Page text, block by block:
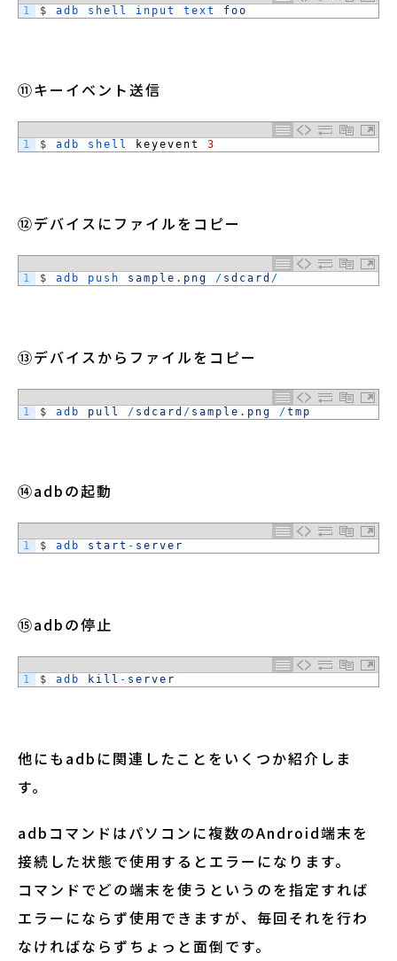
1 $ adb shell input text foo
⑪キーイベント送信
1 $ adb shell keyevent 3
⑫デバイスにファイルをコピー
1 $ adb push sample . png / sdcard /
⑬デバイスからファイルをコピー
1 $ adb pull / sdcard / sample . png /tmp
⑭adbの起動
1 $ adb start - server
⑮adbの停止
1 $ adb kill - server
他にもadbに関連したことをいくつか紹介しま
す。
adbコマンドはパソコンに複数のAndroid端末を
接続した状態で使用するとエラーになります。
コマンドでどの端末を使うというのを指定すれば
エラーにならず使用できますが、毎回それを行わ
なければならずちょっと面倒です。